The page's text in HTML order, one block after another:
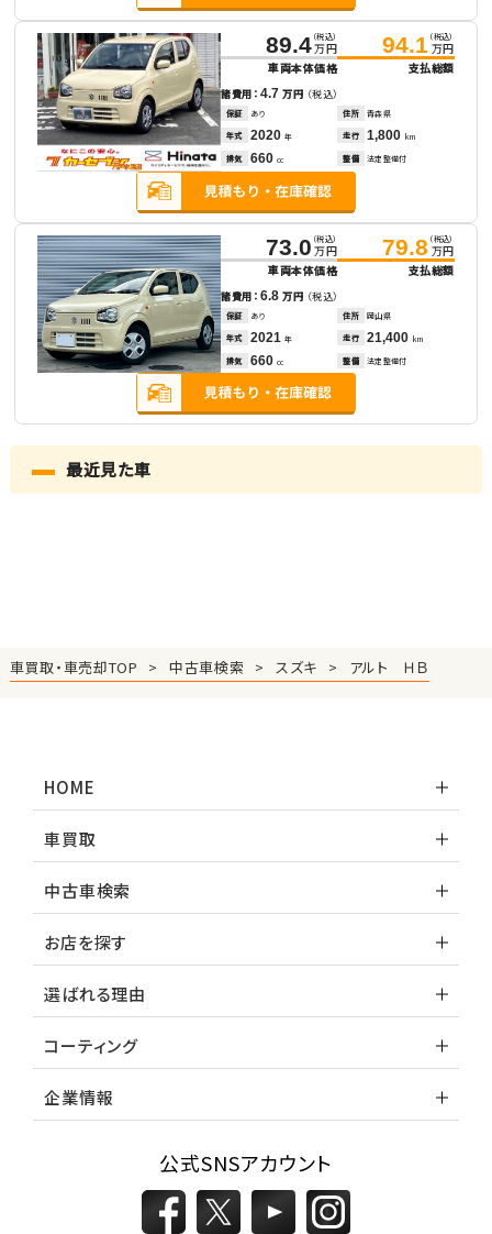
89.4 （税込）
万円
車両本体価格
94.1 （税込）
万円
支払総額
諸費用：4.7万円 （税込）
保証 あり 住所 青森県
年式 2020 年 走行 1,800 km
排気 660 cc 整備 法定整備付
73.0 （税込）
万円
車両本体価格
79.8 （税込）
万円
支払総額
諸費用：6.8万円 （税込）
保証 あり 住所 岡山県
年式 2021 年 走行 21,400 km
排気 660 cc 整備 法定整備付
最近見た車
車買取・車売却TOP 中古車検索 スズキ アルト ＨＢ
HOME
車買取
中古車検索
お店を探す
選ばれる理由
コーティング
企業情報
公式SNSアカウント